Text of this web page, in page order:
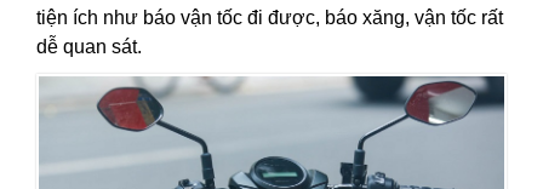
tiện ích như báo vận tốc đi được, báo xăng, vận tốc rất
dễ quan sát.